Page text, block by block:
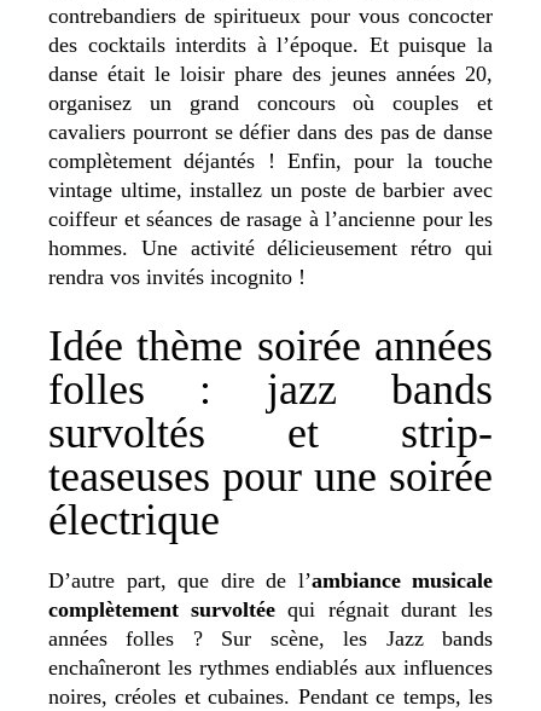
contrebandiers de spiritueux pour vous concocter
des cocktails interdits à l’époque. Et puisque la
danse était le loisir phare des jeunes années 20,
organisez un grand concours où couples et
cavaliers pourront se défier dans des pas de danse
complètement déjantés ! Enfin, pour la touche
vintage ultime, installez un poste de barbier avec
coiffeur et séances de rasage à l’ancienne pour les
hommes. Une activité délicieusement rétro qui
rendra vos invités incognito !
Idée thème soirée années
folles : jazz bands
survoltés et strip-
teaseuses pour une soirée
électrique
D’autre part, que dire de l’ambiance musicale
complètement survoltée qui régnait durant les
années folles ? Sur scène, les Jazz bands
enchaîneront les rythmes endiablés aux influences
noires, créoles et cubaines. Pendant ce temps, les